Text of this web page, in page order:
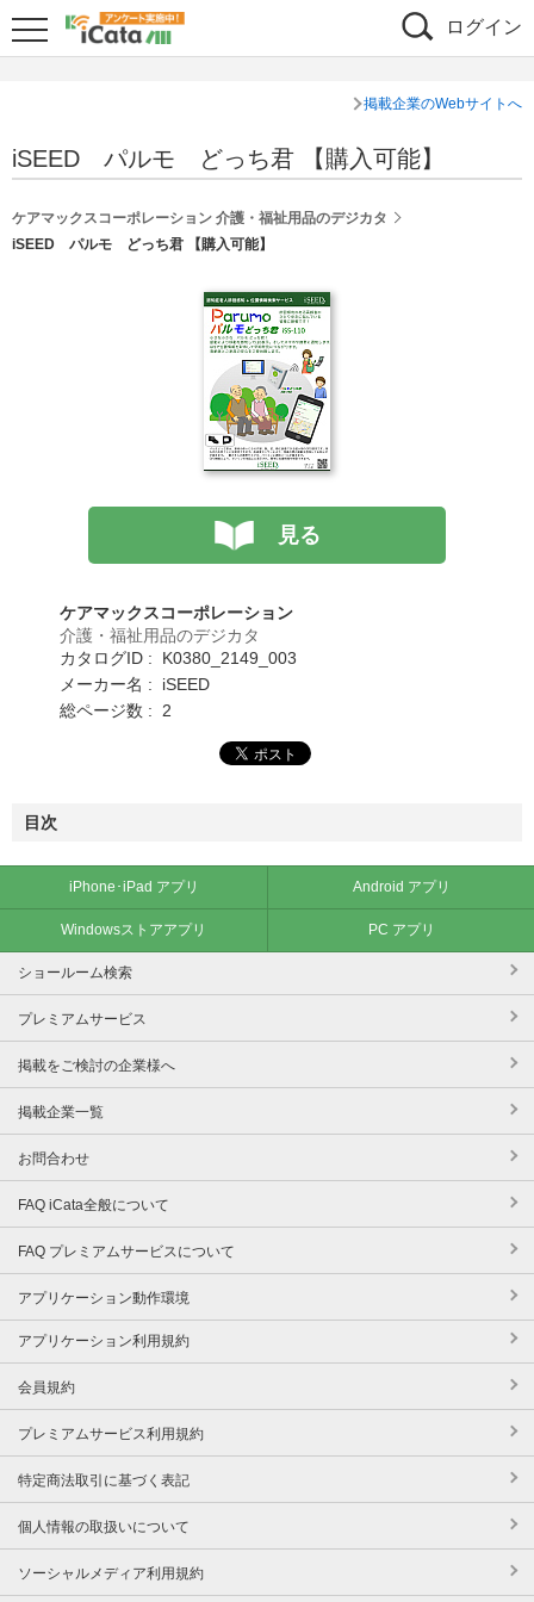
ログイン
掲載企業のWebサイトへ
iSEED パルモ どっち君 【購入可能】
ケアマックスコーポレーション 介護・福祉用品のデジカタ
iSEED パルモ どっち君 【購入可能】
見る
ケアマックスコーポレーション
介護・福祉用品のデジカタ
カタログID : K0380_2149_003
メーカー名 : iSEED
総ページ数 : 2
目次
iPhone･iPad アプリ Android アプリ
Windowsストアアプリ PC アプリ
ショールーム検索
プレミアムサービス
掲載をご検討の企業様へ
掲載企業一覧
お問合わせ
FAQ iCata全般について
FAQ プレミアムサービスについて
アプリケーション動作環境
アプリケーション利用規約
会員規約
プレミアムサービス利用規約
特定商法取引に基づく表記
個人情報の取扱いについて
ソーシャルメディア利用規約